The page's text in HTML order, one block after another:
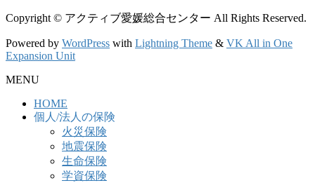
Copyright © アクティブ愛媛総合センター All Rights Reserved.
Powered by WordPress with Lightning Theme & VK All in One
Expansion Unit
MENU
HOME
個人/法人の保険
火災保険
地震保険
生命保険
学資保険